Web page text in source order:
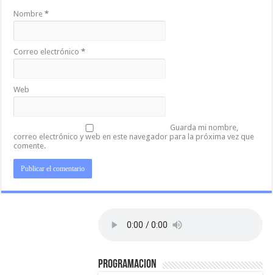
Nombre*
Correo electrónico*
Web
Guarda mi nombre,
correo electrónico y web en este navegador para la próxima vez que
comente.
PROGRAMACION